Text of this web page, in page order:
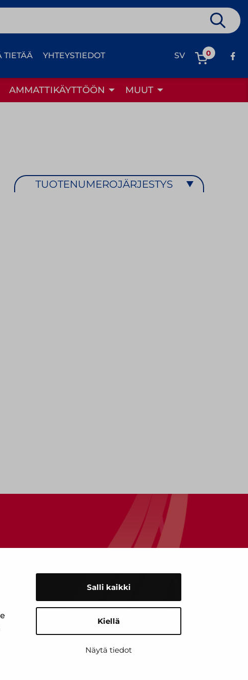
Salli kaikki
Kiellä
Näytä tiedot
TIETÄÄ YHTEYSTIEDOT SV 0
AMMATTIKÄYTTÖÖN MUUT
TUOTENUMEROJÄRJESTYS
KYSY TAI SOITA
ASIAKAS­